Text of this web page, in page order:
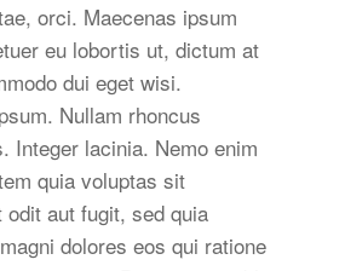
orci. Maecenas ipsum
eu lobortis ut, dictum at
dui eget wisi.
Nullam rhoncus
Integer lacinia. Nemo enim
quia voluptas sit
odit aut fugit, sed quia
dolores eos qui ratione